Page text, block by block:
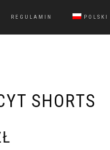
REGULAMIN POLSKI
SHORTS